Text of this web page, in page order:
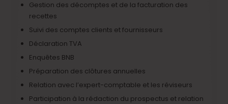
Gestion des décomptes et de la facturation des
recettes
Suivi des comptes clients et fournisseurs
Déclaration TVA
Enquêtes BNB
Préparation des clôtures annuelles
Relation avec l’expert-comptable et les réviseurs
Participation à la rédaction du prospectus et relation